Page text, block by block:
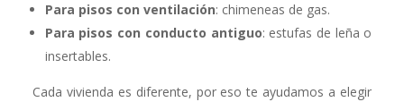
Para pisos con ventilación: chimeneas de gas.
Para pisos con conducto antiguo: estufas de leña o
insertables.
Cada vivienda es diferente, por eso te ayudamos a elegir